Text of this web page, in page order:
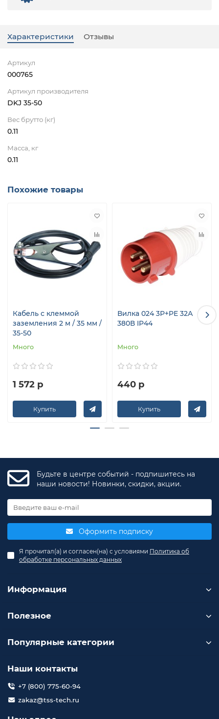
Характеристики Отзывы
Артикул
000765
Артикул производителя
DKJ 35-50
Вес брутто (кг)
0.11
Масса, кг
0.11
Похожие товары
Кабель с клеммой
заземления 2 м / 35 мм /
35-50
Много
1 572 р
Купить
Вилка 024 3Р+РЕ 32А
380В IP44
Много
440 р
Купить
Будьте в центре событий - подпишитесь на
наши новости! Новинки, скидки, акции.
Оформить подписку
Я прочитал(а) и согласен(на) с условиями Политика об
обработке персональных данных
Информация
Полезное
Популярные категории
Наши контакты
+7 (800) 775-60-94
zakaz@tss-tech.ru